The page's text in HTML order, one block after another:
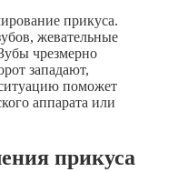
прикуса.
жевательные
чрезмерно
западают,
поможет
аппарата или
прикуса